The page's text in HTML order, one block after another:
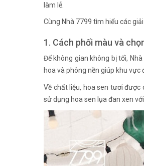
làm lễ.
Cùng Nhà 7799 tìm hiểu các
1. Cách phối màu và
Để không gian không bị tối,
hoa và phông nền giúp khu vực
Về chất liệu, hoa sen tươi
sử dụng hoa sen lụa đan xen